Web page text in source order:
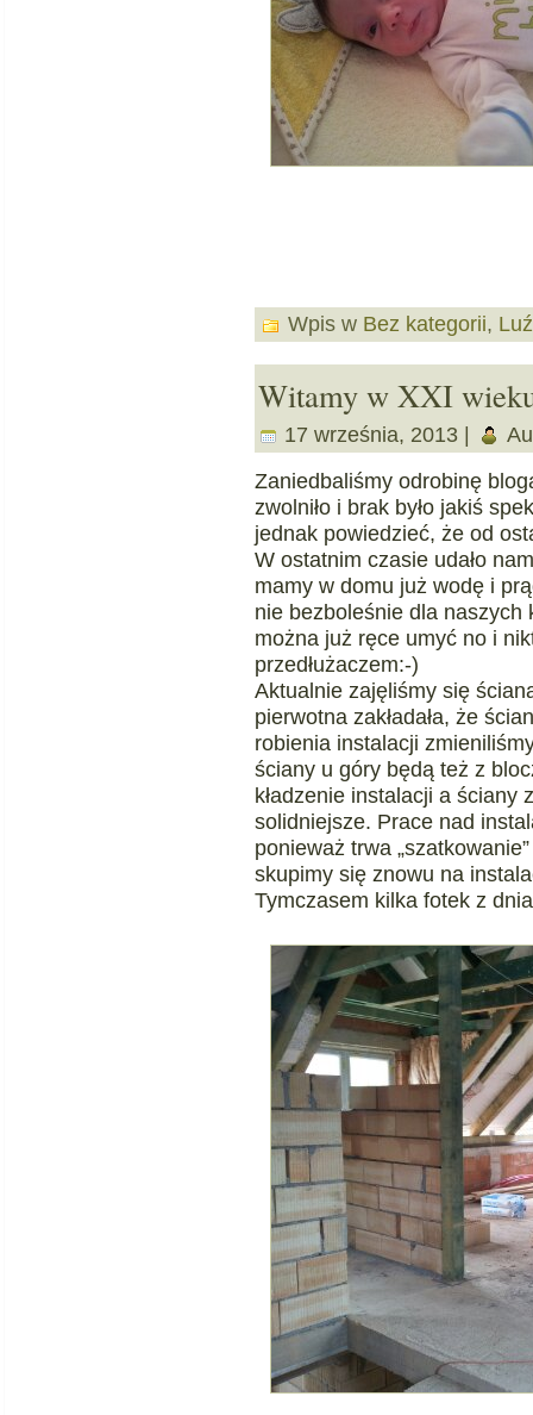
Wpis w Bez kategorii,
Witamy w XXI
17 września, 2013 |
Zaniedbaliśmy odrobinę
zwolniło i brak było jakiś
jednak powiedzieć, że od
W ostatnim czasie udało
mamy w domu już wodę i
nie bezboleśnie dla naszych
można już ręce umyć no i
przedłużaczem:-)
Aktualnie zajęliśmy się
pierwotna zakładała, że
robienia instalacji
ściany u góry będą też z
kładzenie instalacji a ściany
solidniejsze. Prace nad
ponieważ trwa
skupimy się znowu na
Tymczasem kilka fotek z